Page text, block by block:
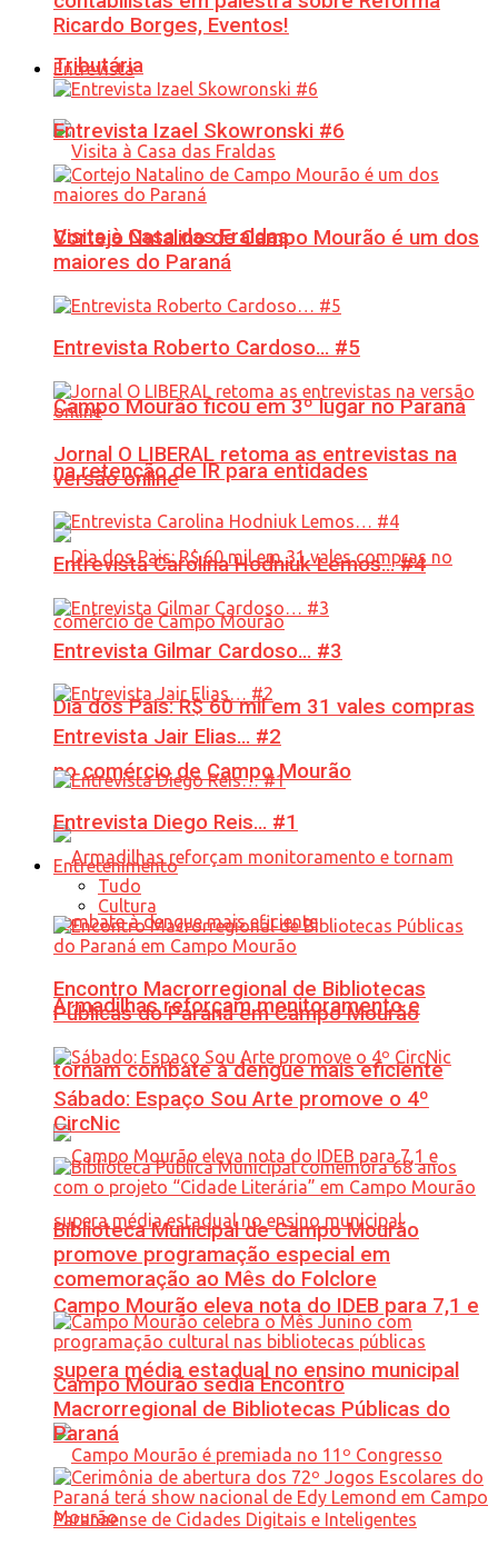
Tributária
Visita à Casa das Fraldas
Campo Mourão ficou em 3º lugar no Paraná
na retenção de IR para entidades
Dia dos Pais: R$ 60 mil em 31 vales compras
no comércio de Campo Mourão
Armadilhas reforçam monitoramento e
tornam combate à dengue mais eficiente
Campo Mourão eleva nota do IDEB para 7,1 e
supera média estadual no ensino municipal
Ricardo Borges, Eventos!
Entrevista
Entrevista Izael Skowronski #6
Cortejo Natalino de Campo Mourão é um dos
maiores do Paraná
Entrevista Roberto Cardoso… #5
Jornal O LIBERAL retoma as entrevistas na
versão online
Entrevista Carolina Hodniuk Lemos… #4
Entrevista Gilmar Cardoso… #3
Entrevista Jair Elias… #2
Entrevista Diego Reis… #1
Entretenimento
Tudo
Cultura
Encontro Macrorregional de Bibliotecas
Públicas do Paraná em Campo Mourão
Sábado: Espaço Sou Arte promove o 4º
CircNic
Biblioteca Municipal de Campo Mourão
promove programação especial em
comemoração ao Mês do Folclore
Campo Mourão sedia Encontro
Macrorregional de Bibliotecas Públicas do
Paraná